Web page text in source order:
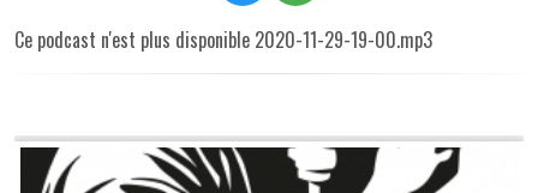
Ce podcast n'est plus disponible 2020-11-29-19-00.mp3